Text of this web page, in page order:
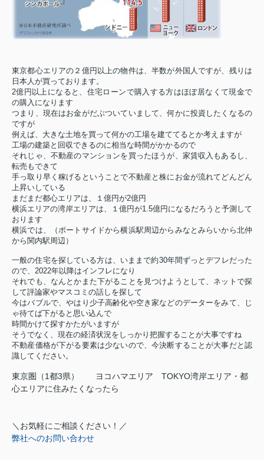
東京都心エリアの２億円以上の物件は、半数が外国人ですが、残りは
日本人が買っております。
2億円以上になると、住宅ローンで購入する方はほぼ居なくて現金で
の購入になります
つまり、現在はお金がだぶついていまして、何かに投資したくなるの
ですが
例えば、大きな土地を買って何かの工場を建ててるとか考えますが
工場の建築と回収できるのに相当な時間がかかるので
それじゃ、不動産のマンションを買ったほうが、家賃収入もあるし、
転売もできて
手っ取り早く稼げるということで不動産と株にお金が流れてどんどん
上昇いしている
まだまだ都心エリアは、１億円が2億円
横浜エリアの湾岸エリアは、１億円が1.5億円になるだろうと予測して
おります
横浜では、（ポートサイドから横浜駅周辺からみなとみらいから北仲
から関内駅周辺）
一般の住宅を探している方は、いままで約30年間ずっとデフレだった
ので、2022年以降はインフレになり
それでも、なんとかまた下がることを見つけようとして、ネットで探
して評論家やマスコミの話しを探して
今はバブルで、やはり少子高齢化や空き家などのデーターをみて、じ
ゃ待てば下がると思い込んで
時間かけて探すかたがいますが
そうでなく、現在の経済状況をしっかり把握することが大事ですね
不動産価格が下がる要素は少ないので、今決断することが大事だと認
識してください。
東京圏（1都3県） ヨコハマエリア TOKYO湾岸エリア・都
心エリアに住みたくなったら
＼お気軽にご相談ください！／
弊社へのお問い合わせ